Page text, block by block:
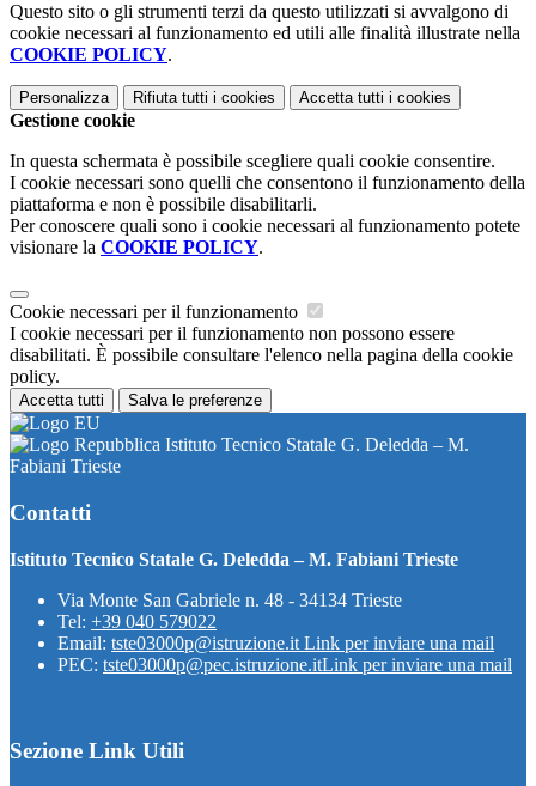
Questo sito o gli strumenti terzi da questo utilizzati si avvalgono di
cookie necessari al funzionamento ed utili alle finalità illustrate nella
COOKIE POLICY.
Personalizza Rifiuta tutti i cookies Accetta tutti i cookies
Gestione cookie
In questa schermata è possibile scegliere quali cookie consentire.
I cookie necessari sono quelli che consentono il funzionamento della
piattaforma e non è possibile disabilitarli.
Per conoscere quali sono i cookie necessari al funzionamento potete
visionare la COOKIE POLICY.
Cookie necessari per il funzionamento
I cookie necessari per il funzionamento non possono essere
disabilitati. È possibile consultare l'elenco nella pagina della cookie
policy.
Accetta tutti Salva le preferenze
Istituto Tecnico Statale G. Deledda – M.
Fabiani Trieste
Contatti
Istituto Tecnico Statale G. Deledda – M. Fabiani Trieste
Via Monte San Gabriele n. 48 - 34134 Trieste
Tel: +39 040 579022
Email: tste03000p@istruzione.it Link per inviare una mail
PEC: tste03000p@pec.istruzione.itLink per inviare una mail
Sezione Link Utili